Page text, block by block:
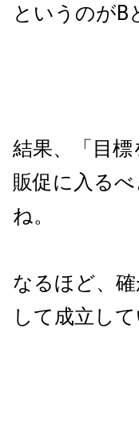
というのがB
結果、「目
販促に入る
ね。
なるほど、
して成立し